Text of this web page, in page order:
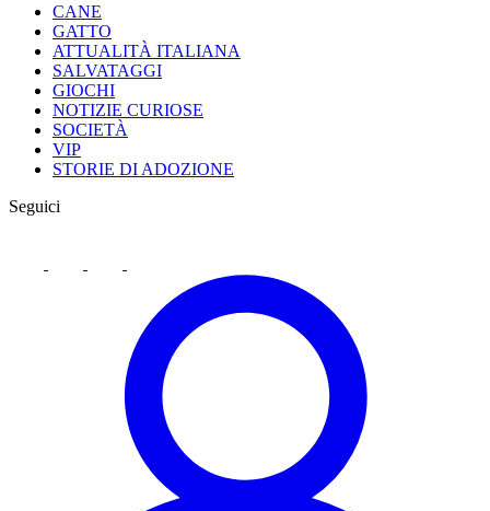
CANE
GATTO
ATTUALITÀ ITALIANA
SALVATAGGI
GIOCHI
NOTIZIE CURIOSE
SOCIETÀ
VIP
STORIE DI ADOZIONE
Seguici